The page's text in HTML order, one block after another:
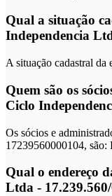
Qual a situação
Independencia
A situação cadastral
Quem são os
Ciclo
Os sócios e
17239560000104,
Qual o endereço
Ltda -